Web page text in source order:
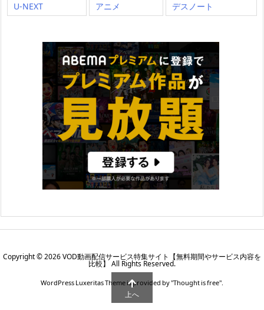
U-NEXT アニメ デスノート
Copyright ©2026VOD動画配信サービス特集サイト【無料期間やサービス内容を
比較】 All Rights Reserved.
WordPress Luxeritas Theme is provided by "Thought is free".
上へ